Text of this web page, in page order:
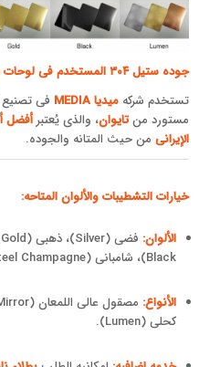
جوده ستیل ۳۰۴ المستخدم فی لوحات میدیا MEDIA:
تستخدم شرکه میدیا MEDIA فی تصنیع
مستورد منتایوان، والذی یُعتبرأفضل
الإیرانیمن حیث المتانه والجوده.
خیارات التشطیبات والألوان المتاحه:
الألوان:
Black)، شامبانی (Stainless Steel Champagne).
الأنواع:
کحلی (Lumen).